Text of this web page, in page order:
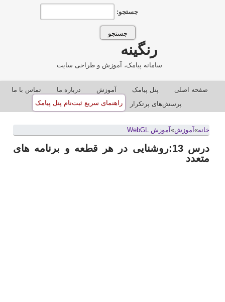
جستجو:
رنگینه
سامانه پیامک، آموزش و طراحی سایت
صفحه اصلی پنل پيامک آموزش درباره ما
تماس با ما
پرسش‌های پرتکرار
راهنمای سریع ثبت‌نام پنل پیامک
خانه» آموزش» آموزش WebGL
درس 13:روشنایی در هر قطعه و برنامه های
متعدد